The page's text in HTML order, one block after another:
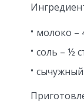
молоко –
соль – ½